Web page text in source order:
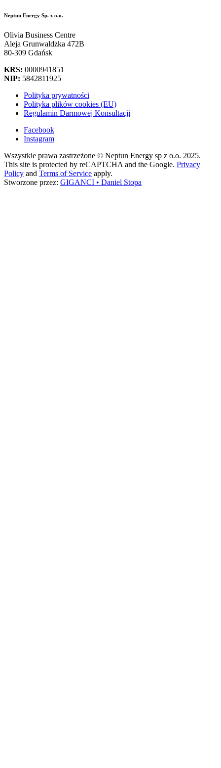
Neptun Energy Sp. z o.o.
Olivia Business Centre
Aleja Grunwaldzka 472B
80-309 Gdańsk
KRS: 0000941851
NIP: 5842811925
Polityka prywatności
Polityka plików cookies (EU)
Regulamin Darmowej Konsultacji
Facebook
Instagram
Wszystkie prawa zastrzeżone © Neptun Energy sp z o.o. 2025.
This site is protected by reCAPTCHA and the Google. Privacy
Policy and Terms of Service apply.
Stworzone przez: GIGANCI • Daniel Stopa